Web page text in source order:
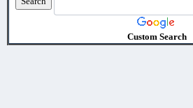
Custom Search